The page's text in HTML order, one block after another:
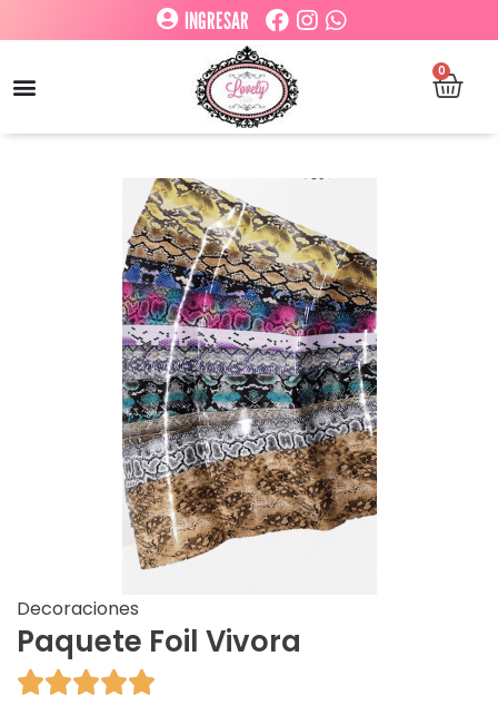
INGRESAR
0
Decoraciones
Paquete Foil Vivora
